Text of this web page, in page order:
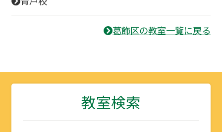
葛飾区の教室一覧に戻る
教室検索